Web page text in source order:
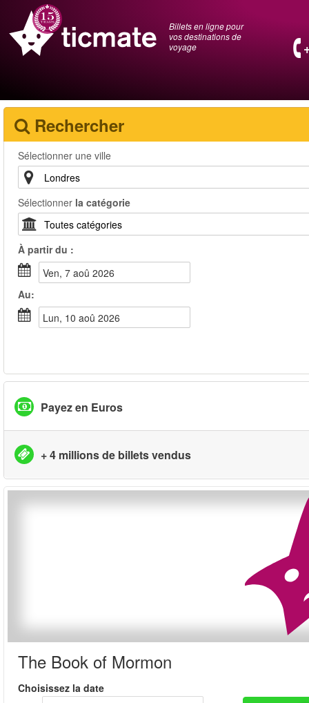
Billets en ligne pour
vos destinations de
voyage
Rechercher
Sélectionner une ville
Sélectionner la catégorie
À partir du :
ven, 7 aoû 2026
Au:
lun, 10 aoû 2026
Payez en Euros
+ 4 millions de billets vendus
The Book of Mormon
Choisissez la date